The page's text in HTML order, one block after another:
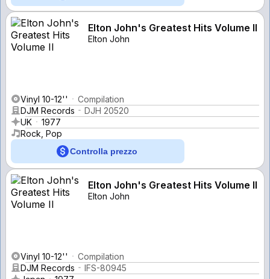
Elton John's Greatest Hits Volume II
Elton John
Vinyl 10-12''
Compilation
DJM Records
DJH 20520
UK
1977
Rock, Pop
Controlla prezzo
Elton John's Greatest Hits Volume II
Elton John
Vinyl 10-12''
Compilation
DJM Records
IFS-80945